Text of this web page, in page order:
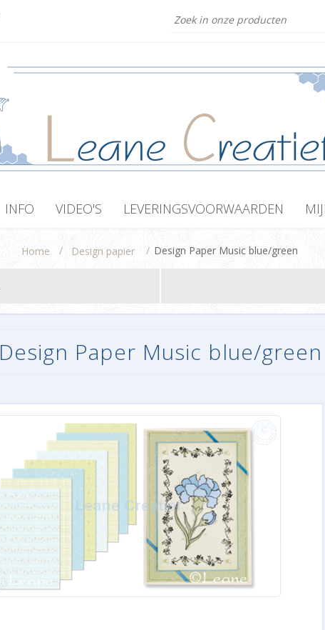
INFO VIDEO'S LEVERINGSVOORWAARDEN
Home / Design papier / Design Paper Music blue/green
Design Paper Music blue/green